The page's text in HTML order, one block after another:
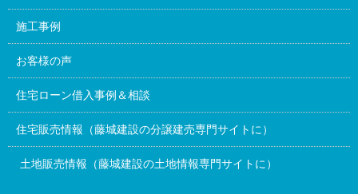
施工事例
お客様の声
住宅ローン借入事例＆相談
住宅販売情報（藤城建設の分譲建売専門サイトに）
土地販売情報（藤城建設の土地情報専門サイトに）